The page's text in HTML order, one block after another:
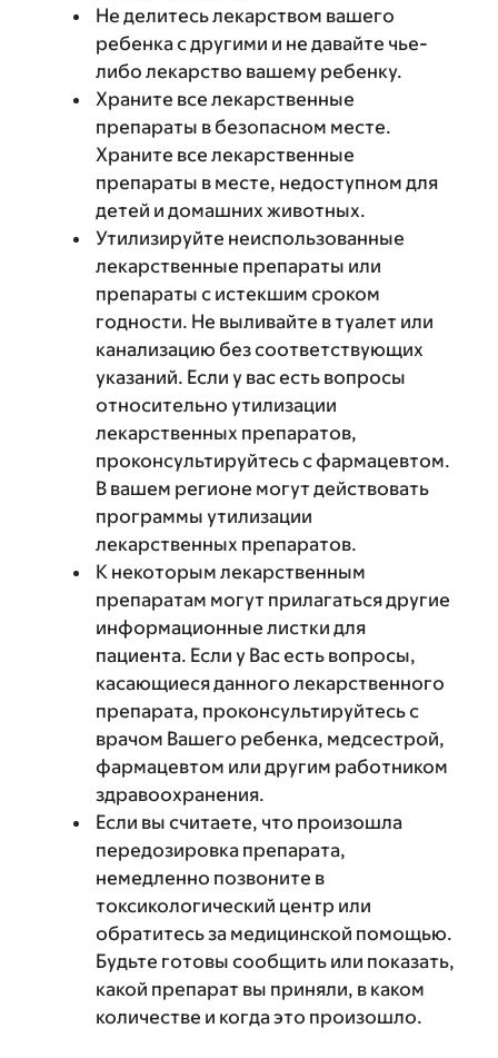
Не делитесь лекарством вашего
ребенка с другими и не давайте чье-
либо лекарство вашему ребенку.
Храните все лекарственные
препараты в безопасном месте.
Храните все лекарственные
препараты в месте, недоступном для
детей и домашних животных.
Утилизируйте неиспользованные
лекарственные препараты или
препараты с истекшим сроком
годности. Не выливайте в туалет или
канализацию без соответствующих
указаний. Если у вас есть вопросы
относительно утилизации
лекарственных препаратов,
проконсультируйтесь с фармацевтом.
В вашем регионе могут действовать
программы утилизации
лекарственных препаратов.
К некоторым лекарственным
препаратам могут прилагаться другие
информационные листки для
пациента. Если у Вас есть вопросы,
касающиеся данного лекарственного
препарата, проконсультируйтесь с
врачом Вашего ребенка, медсестрой,
фармацевтом или другим работником
здравоохранения.
Если вы считаете, что произошла
передозировка препарата,
немедленно позвоните в
токсикологический центр или
обратитесь за медицинской помощью.
Будьте готовы сообщить или показать,
какой препарат вы приняли, в каком
количестве и когда это произошло.